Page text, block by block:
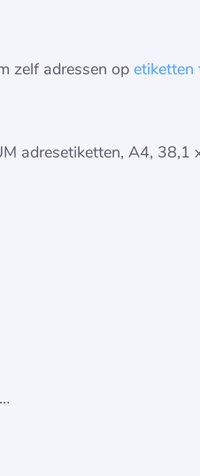
zelf adressen op etiketten
adresetiketten, A4,
…